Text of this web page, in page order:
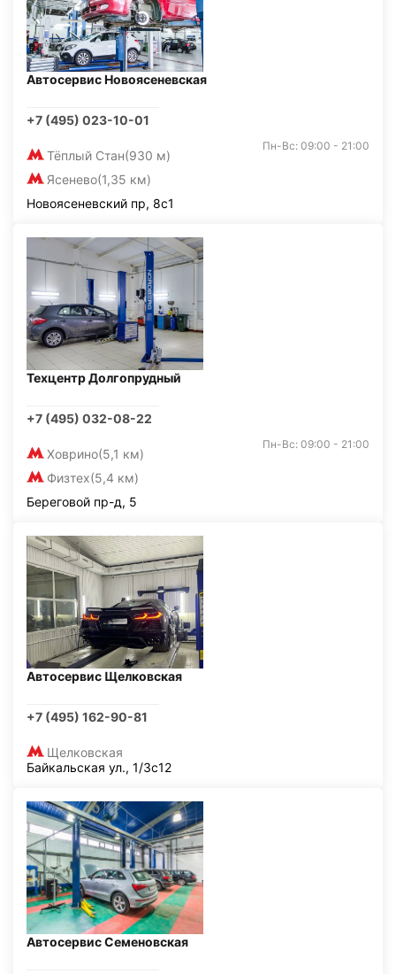
Автосервис Новоясеневская
+7 (495) 023-10-01
Тёплый Стан(930 м)
Ясенево(1,35 км)
Пн-Вс: 09:00 - 21:00
Новоясеневский пр, 8с1
Техцентр Долгопрудный
+7 (495) 032-08-22
Ховрино(5,1 км)
Физтех(5,4 км)
Пн-Вс: 09:00 - 21:00
Береговой пр-д, 5
Автосервис Щелковская
+7 (495) 162-90-81
Щелковская
Байкальская ул., 1/3с12
Автосервис Семеновская